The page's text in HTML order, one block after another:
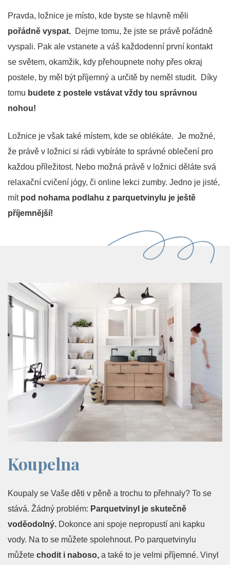
Pravda, ložnice je místo, kde byste se hlavně měli
pořádně vyspat. Dejme tomu, že jste se právě pořádně
vyspali. Pak ale vstanete a váš každodenní první kontakt
se světem, okamžik, kdy přehoupnete nohy přes okraj
postele, by měl být příjemný a určitě by neměl studit. Díky
tomu budete z postele vstávat vždy tou správnou
nohou!
Ložnice je však také místem, kde se oblékáte. Je možné,
že právě v ložnici si rádi vybíráte to správné oblečení pro
každou příležitost. Nebo možná právě v ložnici děláte svá
relaxační cvičení jógy, či online lekci zumby. Jedno je jisté,
mít pod nohama podlahu z parquetvinylu je ještě
příjemnější!
Koupelna
Koupaly se Vaše děti v pěně a trochu to přehnaly? To se
stává. Žádný problém: Parquetvinyl je skutečně
voděodolný. Dokonce ani spoje nepropustí ani kapku
vody. Na to se můžete spolehnout. Po parquetvinylu
můžete chodit i naboso, a také to je velmi příjemné. Vinyl